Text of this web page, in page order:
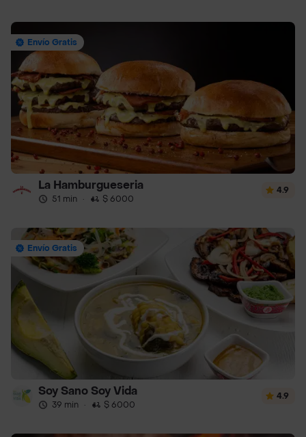
Envío Gratis
La Hamburgueseria
51 min · $ 6000
4.9
Envío Gratis
Soy Sano Soy Vida
39 min · $ 6000
4.9